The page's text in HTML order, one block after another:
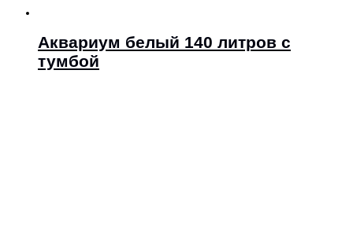
Аквариум белый 140 литров с
тумбой